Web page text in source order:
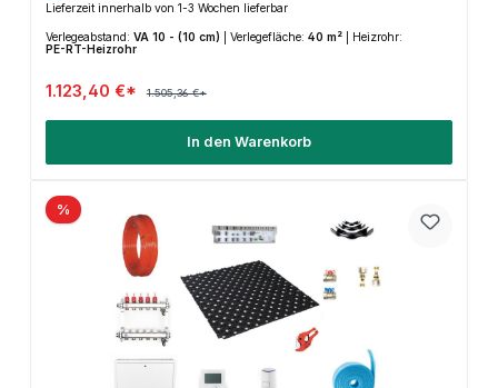
Lieferzeit innerhalb von 1-3 Wochen lieferbar
Verlegeabstand: VA 10 - (10 cm) Verlegefläche: 40 m²
Heizrohr:
PE-RT-Heizrohr
1.123,40 €* 1.505,36 €*
In den Warenkorb
%